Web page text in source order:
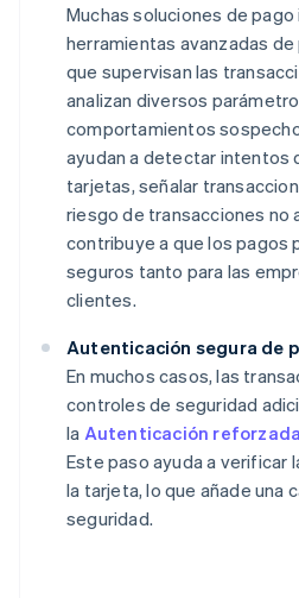
Muchas soluciones de pago
herramientas avanzadas
que supervisan las
analizan diversos
comportamientos
ayudan a detectar intentos
tarjetas, señalar
riesgo de transacciones no
contribuye a que los pagos
seguros tanto para las
clientes.
Autenticación segura de
En muchos casos, las
controles de seguridad
la Autenticación
Este paso ayuda a verificar
la tarjeta, lo que añade una
seguridad.